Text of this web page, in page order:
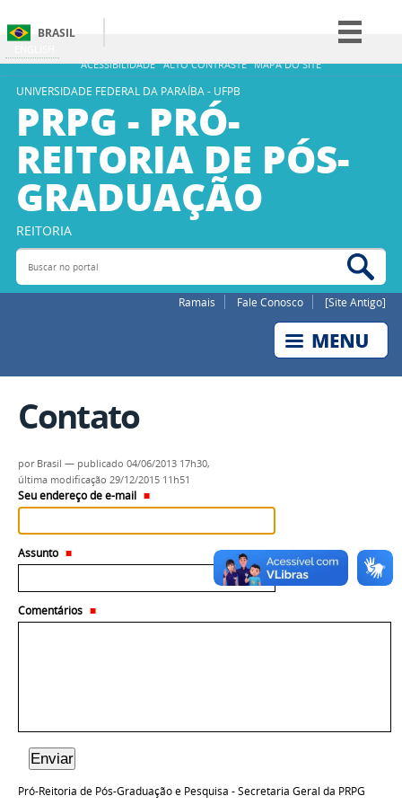
ACESSIBILIDADE ALTO CONTRASTE MAPA DO SITE
BRASIL
Simplifique!
Acesso à informação
Legislação
UNIVERSIDADE FEDERAL DA PARAÍBA - UFPB
PRPG - PRÓ-
REITORIA DE PÓS-
GRADUAÇÃO
REITORIA
Buscar no portal
Ramais Fale Conosco [Site Antigo]
Contato
por Brasil — publicado 04/06/2013 17h30,
última modificação 29/12/2015 11h51
Seu endereço de e-mail
Assunto
Comentários
Pró-Reitoria de Pós-Graduação e Pesquisa - Secretaria Geral da PRPG